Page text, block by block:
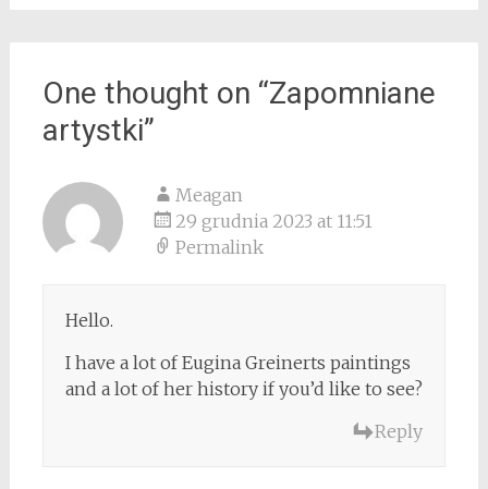
One thought on “Zapomniane
artystki”
Meagan
29 grudnia 2023 at 11:51
Permalink
Hello.
I have a lot of Eugina Greinerts paintings
and a lot of her history if you’d like to see?
Reply